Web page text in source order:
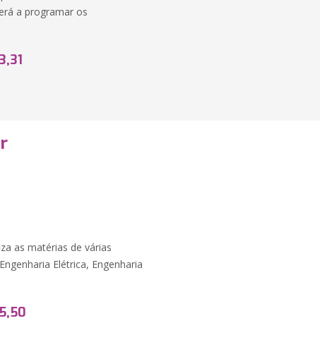
a programar os
as matérias de várias
Elétrica, Engenharia